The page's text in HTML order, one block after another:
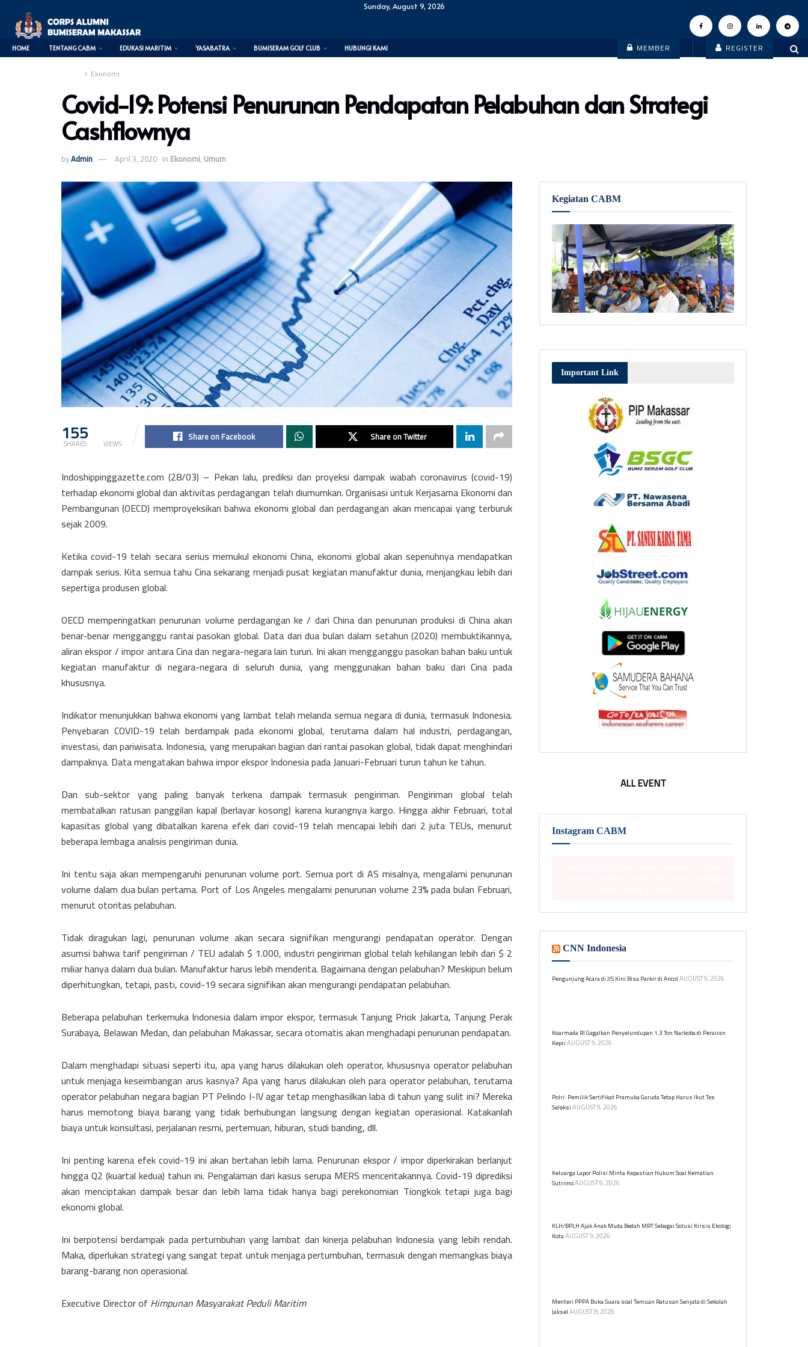
Sunday, August 9, 2026
HOME TENTANG CABM EDUKASI MARITIM YASABATRA BUMISERAM GOLF CLUB HUBUNGI KAMI MEMBER
REGISTER
Ekonomi
Covid-19: Potensi Penurunan Pendapatan Pelabuhan dan Strategi
Cashflownya
byAdmin April 3, 2020 in Ekonomi, Umum
155
SHARES VIEWS Share on Facebook Share on Twitter
Indoshippinggazette.com (28/03) – Pekan lalu, prediksi dan proyeksi dampak wabah coronavirus (covid-19)
terhadap ekonomi global dan aktivitas perdagangan telah diumumkan. Organisasi untuk Kerjasama Ekonomi dan
Pembangunan (OECD) memproyeksikan bahwa ekonomi global dan perdagangan akan mencapai yang terburuk
sejak 2009.
Ketika covid-19 telah secara serius memukul ekonomi China, ekonomi global akan sepenuhnya mendapatkan
dampak serius. Kita semua tahu Cina sekarang menjadi pusat kegiatan manufaktur dunia, menjangkau lebih dari
sepertiga produsen global.
OECD memperingatkan penurunan volume perdagangan ke / dari China dan penurunan produksi di China akan
benar-benar mengganggu rantai pasokan global. Data dari dua bulan dalam setahun (2020) membuktikannya,
aliran ekspor / impor antara Cina dan negara-negara lain turun. Ini akan mengganggu pasokan bahan baku untuk
kegiatan manufaktur di negara-negara di seluruh dunia, yang menggunakan bahan baku dari Cina pada
khususnya.
Indikator menunjukkan bahwa ekonomi yang lambat telah melanda semua negara di dunia, termasuk Indonesia.
Penyebaran COVID-19 telah berdampak pada ekonomi global, terutama dalam hal industri, perdagangan,
investasi, dan pariwisata. Indonesia, yang merupakan bagian dari rantai pasokan global, tidak dapat menghindari
dampaknya. Data mengatakan bahwa impor ekspor Indonesia pada Januari-Februari turun tahun ke tahun.
Dan sub-sektor yang paling banyak terkena dampak termasuk pengiriman. Pengiriman global telah
membatalkan ratusan panggilan kapal (berlayar kosong) karena kurangnya kargo. Hingga akhir Februari, total
kapasitas global yang dibatalkan karena efek dari covid-19 telah mencapai lebih dari 2 juta TEUs, menurut
beberapa lembaga analisis pengiriman dunia.
Ini tentu saja akan mempengaruhi penurunan volume port. Semua port di AS misalnya, mengalami penurunan
volume dalam dua bulan pertama. Port of Los Angeles mengalami penurunan volume 23% pada bulan Februari,
menurut otoritas pelabuhan.
Tidak diragukan lagi, penurunan volume akan secara signifikan mengurangi pendapatan operator. Dengan
asumsi bahwa tarif pengiriman / TEU adalah $ 1.000, industri pengiriman global telah kehilangan lebih dari $ 2
miliar hanya dalam dua bulan. Manufaktur harus lebih menderita. Bagaimana dengan pelabuhan? Meskipun belum
diperhitungkan, tetapi, pasti, covid-19 secara signifikan akan mengurangi pendapatan pelabuhan.
Beberapa pelabuhan terkemuka Indonesia dalam impor ekspor, termasuk Tanjung Priok Jakarta, Tanjung Perak
Surabaya, Belawan Medan, dan pelabuhan Makassar, secara otomatis akan menghadapi penurunan pendapatan.
Dalam menghadapi situasi seperti itu, apa yang harus dilakukan oleh operator, khususnya operator pelabuhan
untuk menjaga keseimbangan arus kasnya? Apa yang harus dilakukan oleh para operator pelabuhan, terutama
operator pelabuhan negara bagian PT Pelindo I-IV agar tetap menghasilkan laba di tahun yang sulit ini? Mereka
harus memotong biaya barang yang tidak berhubungan langsung dengan kegiatan operasional. Katakanlah
biaya untuk konsultasi, perjalanan resmi, pertemuan, hiburan, studi banding, dll.
Ini penting karena efek covid-19 ini akan bertahan lebih lama. Penurunan ekspor / impor diperkirakan berlanjut
hingga Q2 (kuartal kedua) tahun ini. Pengalaman dari kasus serupa MERS menceritakannya. Covid-19 diprediksi
akan menciptakan dampak besar dan lebih lama tidak hanya bagi perekonomian Tiongkok tetapi juga bagi
ekonomi global.
Ini berpotensi berdampak pada pertumbuhan yang lambat dan kinerja pelabuhan Indonesia yang lebih rendah.
Maka, diperlukan strategi yang sangat tepat untuk menjaga pertumbuhan, termasuk dengan memangkas biaya
barang-barang non operasional.
Executive Director of Himpunan Masyarakat Peduli Maritim
Kegiatan CABM
Important Link
ALL EVENT
Instagram CABM
CNN Indonesia
Pengunjung Acara di JIS Kini Bisa Parkir di AncolAUGUST 9, 2026
Koarmada RI Gagalkan Penyelundupan 1,3 Ton Narkoba di Perairan
KepriAUGUST 9, 2026
Polri: Pemilik Sertifikat Pramuka Garuda Tetap Harus Ikut Tes
SeleksiAUGUST 9, 2026
Keluarga Lapor Polisi Minta Kepastian Hukum Soal Kematian
SutrimoAUGUST 9, 2026
KLH/BPLH Ajak Anak Muda Bedah MRT Sebagai Solusi Krisis Ekologi
KotaAUGUST 9, 2026
Menteri PPPA Buka Suara soal Temuan Ratusan Senjata di Sekolah
JakselAUGUST 8, 2026